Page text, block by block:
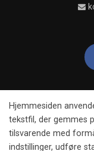
Hjemmesiden
tekstfil, der gemmes
tilsvarende med
indstillinger, udføre